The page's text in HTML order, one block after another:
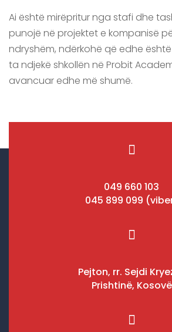
Ai është mirëpritur nga stafi dhe
punojë në projektet e kompanisë
ndryshëm, ndërkohë që edhe
ta ndjekë shkollën në Probit
avancuar edhe më shumë.
049 660 103
045 899 099
Pejton, rr. Sejdi
Prishtinë, Kosovë